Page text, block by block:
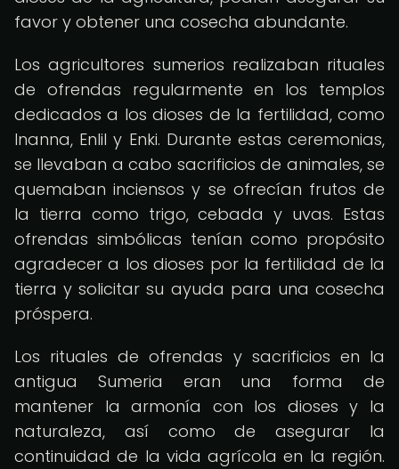
favor y obtener una cosecha abundante.
Los agricultores sumerios realizaban rituales
de ofrendas regularmente en los templos
dedicados a los dioses de la fertilidad, como
Inanna, Enlil y Enki. Durante estas ceremonias,
se llevaban a cabo sacrificios de animales, se
quemaban inciensos y se ofrecían frutos de
la tierra como trigo, cebada y uvas. Estas
ofrendas simbólicas tenían como propósito
agradecer a los dioses por la fertilidad de la
tierra y solicitar su ayuda para una cosecha
próspera.
Los rituales de ofrendas y sacrificios en la
antigua Sumeria eran una forma de
mantener la armonía con los dioses y la
naturaleza, así como de asegurar la
continuidad de la vida agrícola en la región.